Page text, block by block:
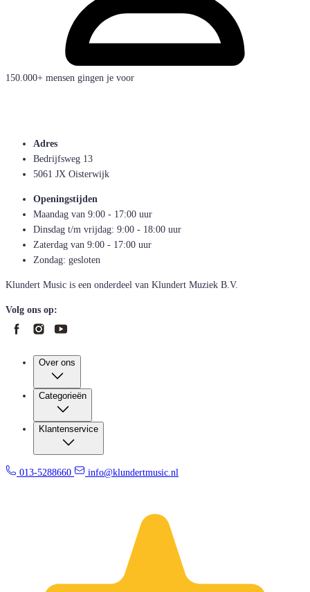
150.000+ mensen gingen je voor
Adres
Bedrijfsweg 13
5061 JX Oisterwijk
Openingstijden
Maandag van 9:00 - 17:00 uur
Dinsdag t/m vrijdag: 9:00 - 18:00 uur
Zaterdag van 9:00 - 17:00 uur
Zondag: gesloten
Klundert Music is een onderdeel van Klundert Muziek B.V.
Volg ons op:
Over ons
Categorieën
Klantenservice
013-5288660 info@klundertmusic.nl